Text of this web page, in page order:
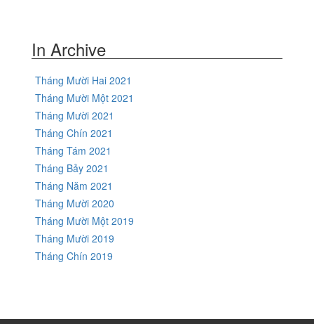
In Archive
Tháng Mười Hai 2021
Tháng Mười Một 2021
Tháng Mười 2021
Tháng Chín 2021
Tháng Tám 2021
Tháng Bảy 2021
Tháng Năm 2021
Tháng Mười 2020
Tháng Mười Một 2019
Tháng Mười 2019
Tháng Chín 2019